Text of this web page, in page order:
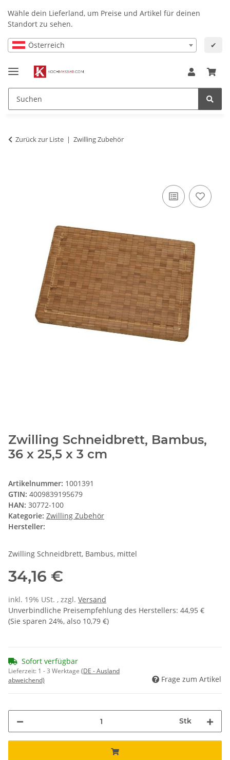
Wähle dein Lieferland, um Preise und Artikel für deinen
Standort zu sehen.
Österreich ✔
Zurück zur Liste Zwilling Zubehör
Zwilling Schneidbrett, Bambus,
36 x 25,5 x 3 cm
Artikelnummer: 1001391
GTIN: 4009839195679
HAN: 30772-100
Kategorie: Zwilling Zubehör
Hersteller:
Zwilling Schneidbrett, Bambus, mittel
34,16 €
inkl. 19% USt. , zzgl. Versand
Unverbindliche Preisempfehlung des Herstellers: 44,95 €
(Sie sparen 24%, also 10,79 €)
Sofort verfügbar
Lieferzeit: 1 - 3 Werktage (DE - Ausland
abweichend)
Frage zum Artikel
Stk